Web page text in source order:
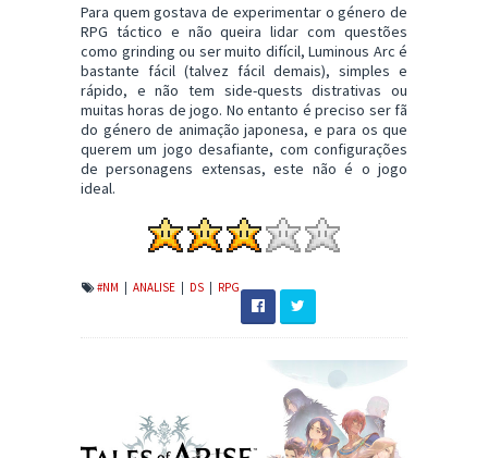
Para quem gostava de experimentar o género de
RPG táctico e não queira lidar com questões
como grinding ou ser muito difícil, Luminous Arc é
bastante fácil (talvez fácil demais), simples e
rápido, e não tem side-quests distrativas ou
muitas horas de jogo. No entanto é preciso ser fã
do género de animação japonesa, e para os que
querem um jogo desafiante, com configurações
de personagens extensas, este não é o jogo
ideal.
#NM | ANALISE | DS | RPG